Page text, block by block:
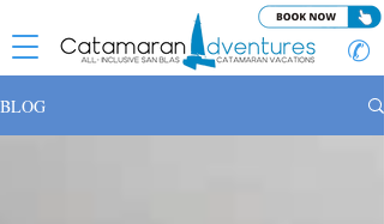
✆
BLOG